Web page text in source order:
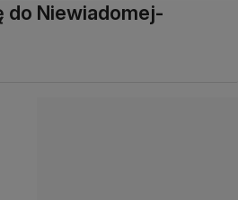
do Niewiadomej-